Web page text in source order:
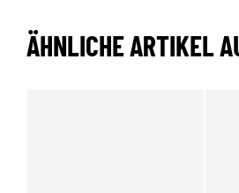
ÄHNLICHE ARTIKEL